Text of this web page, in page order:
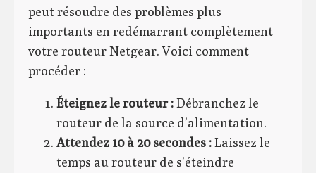
peut résoudre des problèmes plus
importants en redémarrant complètement
votre routeur Netgear. Voici comment
procéder :
Éteignez le routeur :Débranchez le
routeur de la source d’alimentation.
Attendez 10 à 20 secondes :Laissez le
temps au routeur de s’éteindre